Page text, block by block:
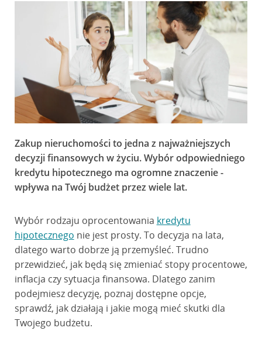
Zakup nieruchomości to jedna z najważniejszych
decyzji finansowych w życiu. Wybór odpowiedniego
kredytu hipotecznego ma ogromne znaczenie -
wpływa na Twój budżet przez wiele lat.
Wybór rodzaju oprocentowania kredytu
hipotecznego nie jest prosty. To decyzja na lata,
dlatego warto dobrze ją przemyśleć. Trudno
przewidzieć, jak będą się zmieniać stopy procentowe,
inflacja czy sytuacja finansowa. Dlatego zanim
podejmiesz decyzję, poznaj dostępne opcje,
sprawdź, jak działają i jakie mogą mieć skutki dla
Twojego budżetu.